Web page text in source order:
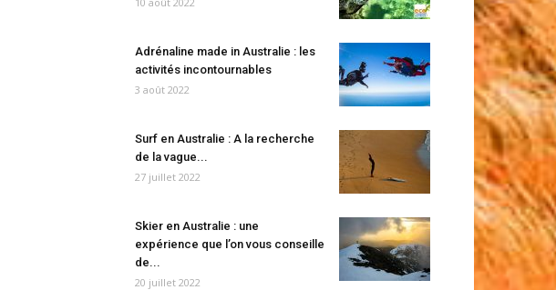
Adrénaline made in Australie : les
activités incontournables
3 août 2022
Surf en Australie : A la recherche
de la vague...
27 juillet 2022
Skier en Australie : une
expérience que l’on vous conseille
de...
20 juillet 2022